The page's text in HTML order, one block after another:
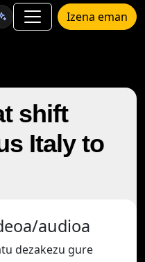
Izena eman
shift
Italy to
audioa
dezakezu gure